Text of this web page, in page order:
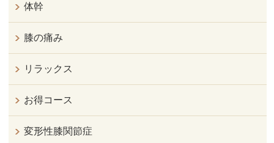
体幹
膝の痛み
リラックス
お得コース
変形性膝関節症